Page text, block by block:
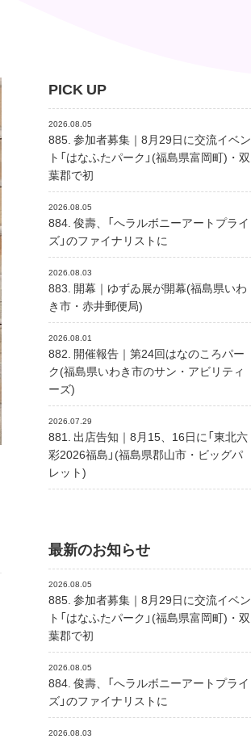
PICK UP
2026.08.05
885. 参加者募集｜8月29日に交流イベン
ト「はなふたパーク」(福島県富岡町)・双
葉郡で初
2026.08.05
884. 俊壽、「へラルボニーアートプライ
ズ」のファイナリストに
2026.08.03
883. 開幕｜ゆずゐ展が開幕(福島県いわ
き市・赤井郵便局)
2026.08.01
882. 開催報告｜第24回はなのころパー
ク(福島県いわき市のサン・アビリティ
ーズ)
2026.07.29
881. 出店告知｜8月15、16日に「東北六
彩2026福島」(福島県郡山市・ビッグパ
レット)
最新のお知らせ
2026.08.05
885. 参加者募集｜8月29日に交流イベン
ト「はなふたパーク」(福島県富岡町)・双
葉郡で初
2026.08.05
884. 俊壽、「へラルボニーアートプライ
ズ」のファイナリストに
2026.08.03